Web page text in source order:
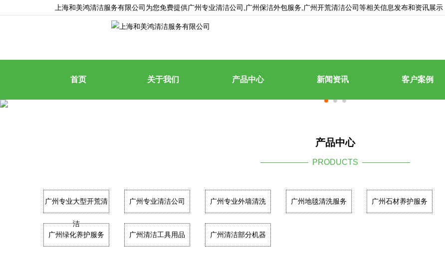
上海和美鸿清洁服务有限公司为您免费提供广州专业清洁公司 ,广州保洁外包服务,广州开荒清洁公司等相关信息发布和资讯展示
首页 关于我们 产品中心 新闻资讯 客户案例
产品中心
—————— PRODUCTS ——————
广州专业大型开荒清
洁
广州专业清洁公司 广州专业外墙清洗 广州地毯清洗服务 广州石材养护服务
广州绿化养护服务 广州清洁工具用品 广州清洁部分机器